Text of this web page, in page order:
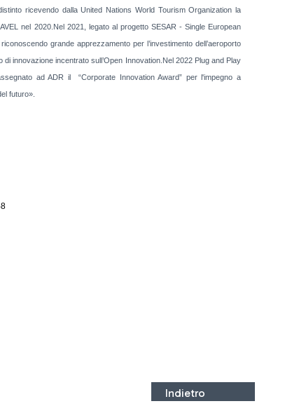
ricevendo dalla United Nations World Tourism Organization la
nel 2020.Nel 2021, legato al progetto SESAR - Single European
grande apprezzamento per l’investimento dell’aeroporto
innovazione incentrato sull’Open Innovation.Nel 2022 Plug and Play
ad ADR il“Corporate Innovation Award” per l'impegno a
futuro».
Indietro